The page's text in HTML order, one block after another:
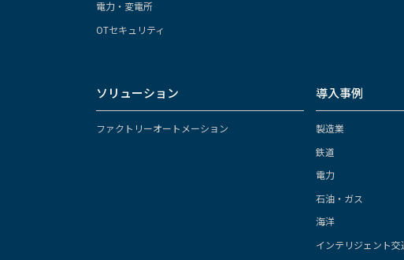
電力・変電所
OTセキュリティ
ソリューション
ファクトリーオートメーション
導入事例
製造業
鉄道
電力
石油・ガス
海洋
インテリジェント交